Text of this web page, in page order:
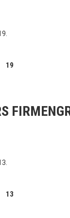
19
13